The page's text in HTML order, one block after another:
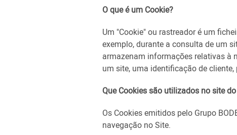
O que é um Cookie?
Um "Cookie" ou rastreador é um
exemplo, durante a consulta de um
armazenam informações relativas à
um site, uma identificação de
Que Cookies são utilizados no site do
Os Cookies emitidos pelo Grupo
navegação no Site.